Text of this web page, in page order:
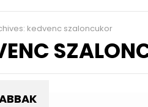
kedvenc szaloncukor